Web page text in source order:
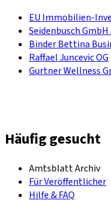
EU Immobilien-
Seidenbusch GmbH
Binder Bettina
Raffael Juncevic OG
Gurtner Wellness
Häufig gesucht
Amtsblatt Archiv
Für Veröffentlicher
Hilfe & FAQ